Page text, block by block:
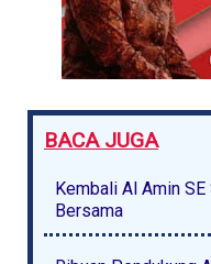
BACA JUGA
Kembali Al Amin
Bersama